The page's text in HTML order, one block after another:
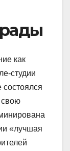
как
студии
свою
«лучшая